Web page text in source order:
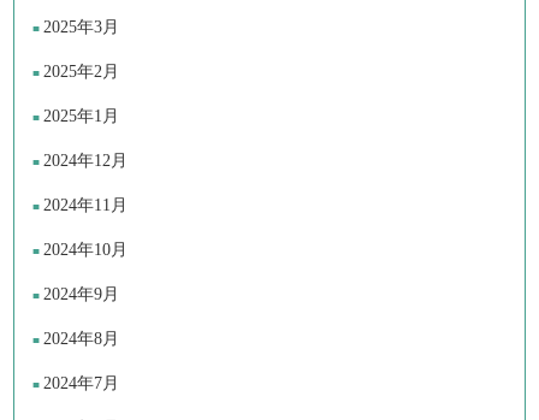
2025年3月
2025年2月
2025年1月
2024年12月
2024年11月
2024年10月
2024年9月
2024年8月
2024年7月